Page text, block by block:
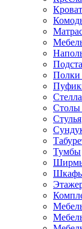
Полки
Столы
Стулья
Тумбы